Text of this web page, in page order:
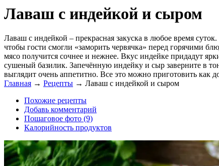
Лаваш с индейкой и сыром
Лаваш с индейкой – прекрасная закуска в любое время
чтобы гости смогли «заморить червячка» перед горячими
мясо получится сочнее и нежнее. Вкус индейке придадут
сушеный базилик. Запечённую индейку и сыр заверните в
выглядит очень аппетитно. Все это можно приготовить как
Главная → Рецепты → Лаваш с индейкой и сыром
Похожие рецепты
Добавь комментарий
Пошаговое фото (9)
Калорийность продуктов